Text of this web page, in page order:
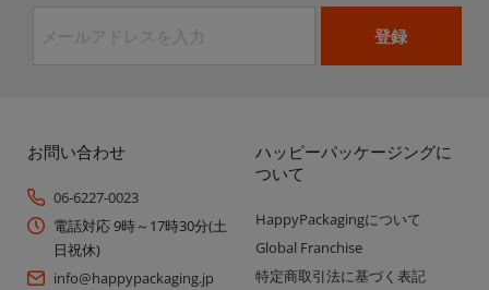
お問い合わせ
06-6227-0023
電話対応 9時～17時30分(土
日祝休)
info@happypackaging.jp
ハッピーパッケージングに
ついて
HappyPackagingについて
Global Franchise
特定商取引法に基づく表記